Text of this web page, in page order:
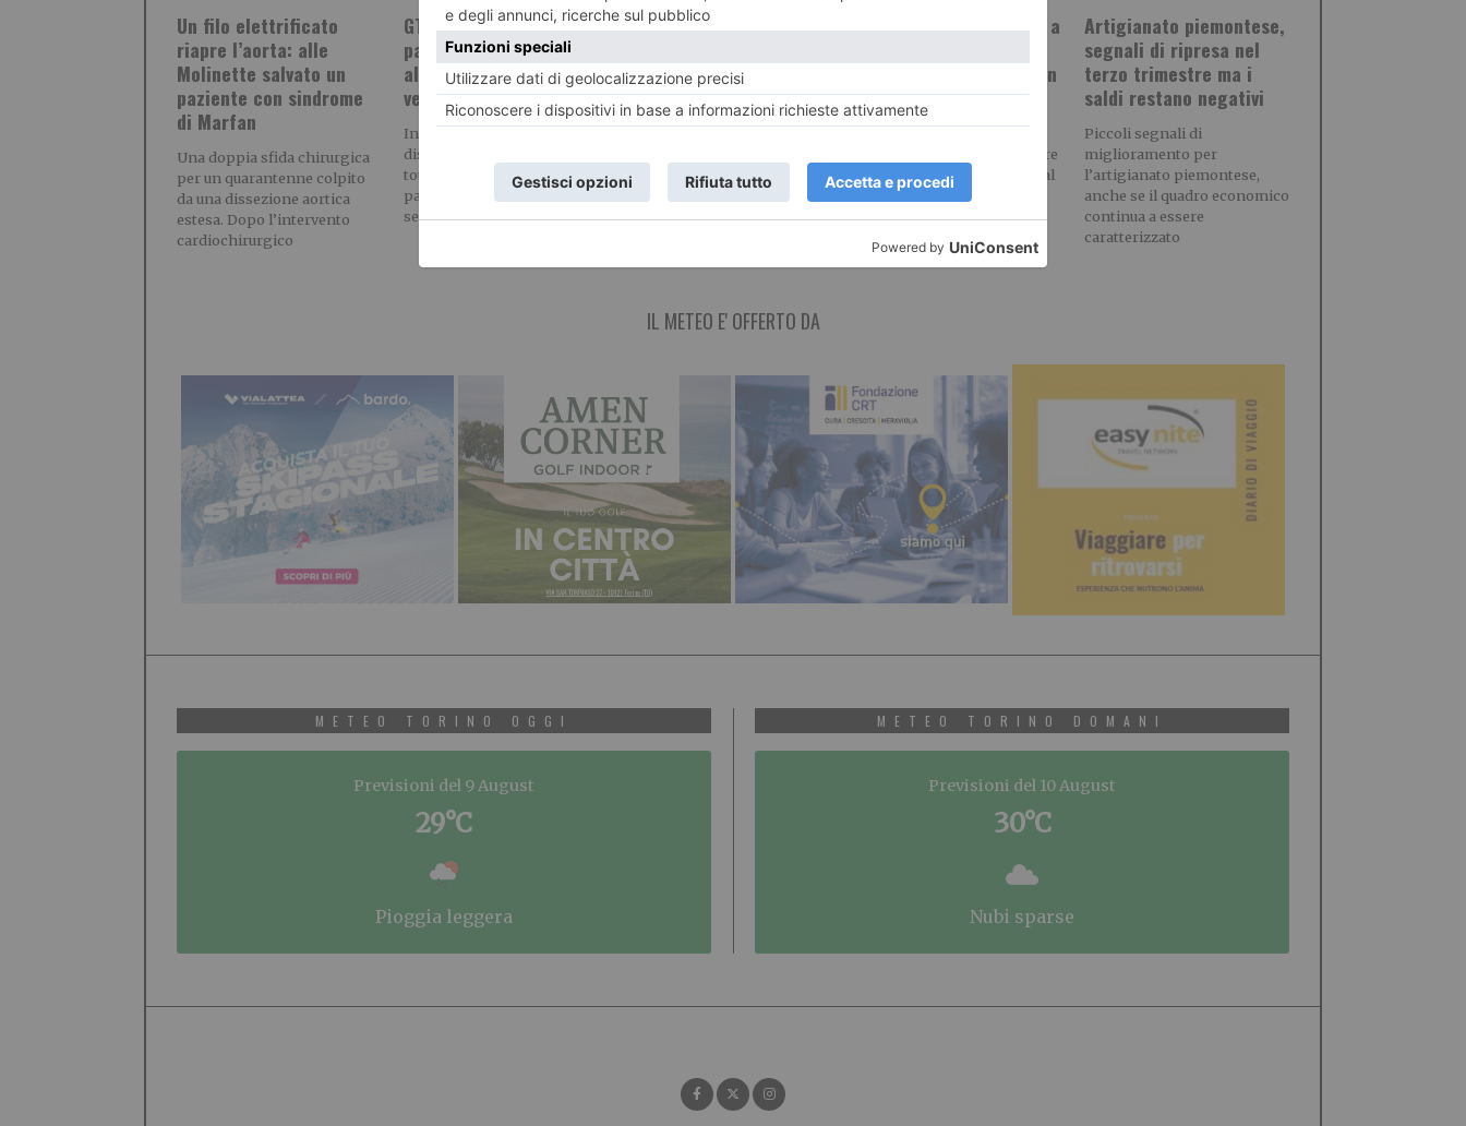
Un filo elettrificato
riapre l’aorta: alle
Molinette salvato un
paziente con sindrome
di Marfan
Una doppia sfida chirurgica
per un quarantenne colpito
da una dissezione aortica
estesa. Dopo l’intervento
cardiochirurgico
GTT sostituisce i
parchimetri: più di 600
al posto dei modelli
vecchi
Interfacce più intuitive,
dispositivi con schermo
touch e nuovi sistemi di
pagamento per migliorare il
servizio
Arrestato il 73enne che
E’ stato arrestato per tentato
omicidio l’automobilista
73enne che ieri ha investito
Tutti i gusti del mondo a
Gusto Tra poco più di un
mese a Torino
Una selezione di laboratori,
degustazioni e cene da vivere
nel centro di Torino dal 24 al
Artigianato piemontese,
segnali di ripresa nel
terzo trimestre ma i
saldi restano negativi
Piccoli segnali di
miglioramento per
l’artigianato piemontese,
anche se il quadro economico
continua a essere
caratterizzato
IL METEO E' OFFERTO DA
METEO TORINO OGGI
Previsioni del 9 August
29°C
pioggia leggera
METEO TORINO DOMANI
Previsioni del 10 August
30°C
nubi sparse